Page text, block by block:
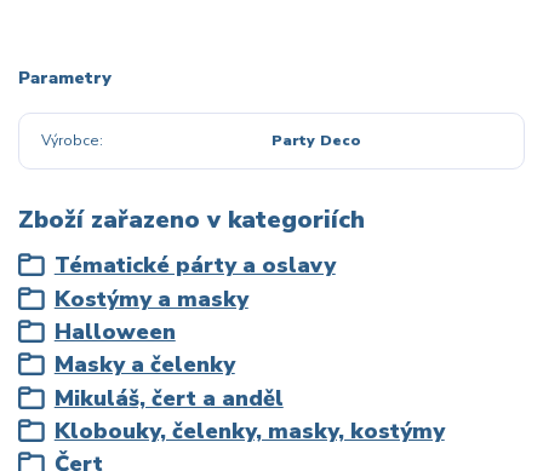
Parametry
Výrobce Party Deco
Zboží zařazeno v kategoriích
Tématické párty a oslavy
Kostýmy a masky
Halloween
Masky a čelenky
Mikuláš, čert a anděl
Klobouky, čelenky, masky, kostýmy
Čert